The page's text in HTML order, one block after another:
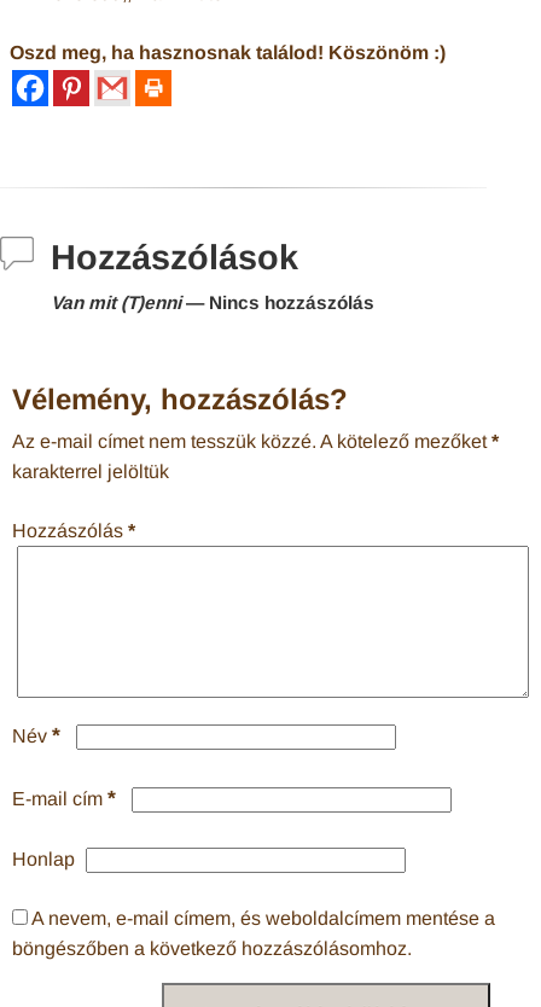
Oszd meg, ha hasznosnak találod! Köszönöm :)
Hozzászólások
Van mit (T)enni— Nincs hozzászólás
Vélemény, hozzászólás?
Az e-mail címet nem tesszük közzé. A kötelező mezőket*
karakterrel jelöltük
Hozzászólás *
Név *
E-mail cím *
Honlap
A nevem, e-mail címem, és weboldalcímem mentése a
böngészőben a következő hozzászólásomhoz.